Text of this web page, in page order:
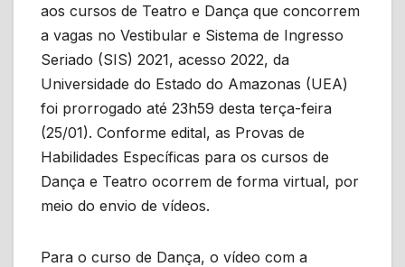
aos cursos de Teatro e Dança que concorrem
a vagas no Vestibular e Sistema de Ingresso
Seriado (SIS) 2021, acesso 2022, da
Universidade do Estado do Amazonas (UEA)
foi prorrogado até 23h59 desta terça-feira
(25/01). Conforme edital, as Provas de
Habilidades Específicas para os cursos de
Dança e Teatro ocorrem de forma virtual, por
meio do envio de vídeos.
Para o curso de Dança, o vídeo com a